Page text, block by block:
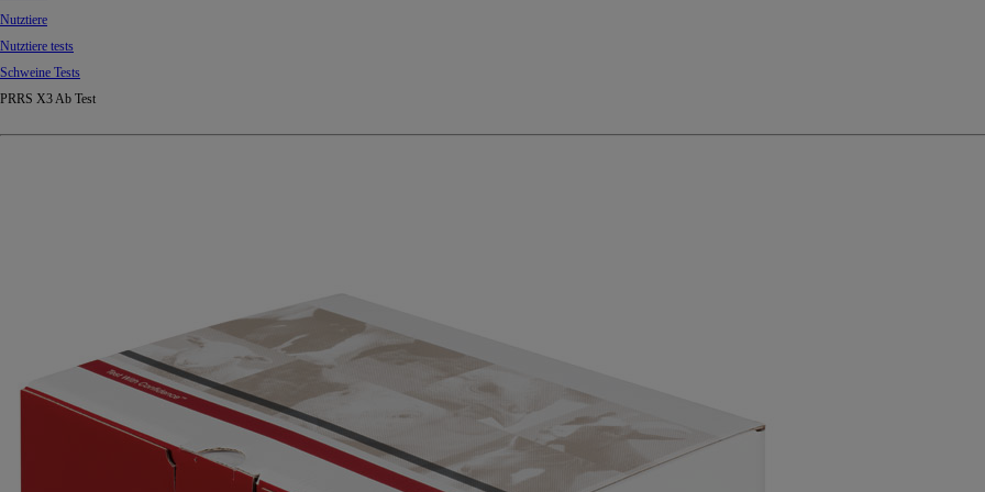
Nutztiere
Nutztiere tests
Schweine Tests
PRRS X3 Ab Test